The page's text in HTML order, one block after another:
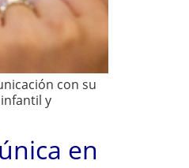
con su
y
en